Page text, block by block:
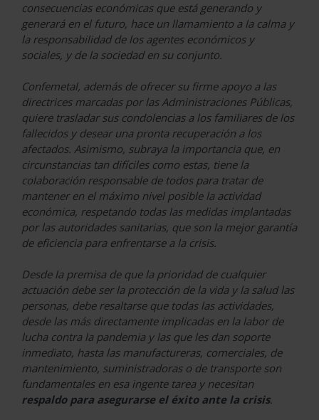
consecuencias económicas que está generando y
generará en el futuro, hace un llamamiento a la calma y
la responsabilidad de los agentes económicos y
sociales, y de la sociedad en su conjunto.
Confemetal, además de ofrecer su firme apoyo a las
directrices marcadas por las Administraciones Públicas,
quiere trasladar sus condolencias a los familiares de los
fallecidos y desear una pronta recuperación a los
afectados. Asimismo, subraya la importancia que, en
circunstancias tan difíciles como estas, tiene la
colaboración responsable de todos para tratar de
mantener en el máximo nivel posible la actividad
económica, respetando todas las medidas implantadas
por las autoridades sanitarias, que son la mejor garantía
de eficiencia para enfrentarse a la crisis.
Desde la premisa de que la prioridad de cualquier
actuación debe ser la protección de la vida y la salud las
personas, debe resaltarse que todas las actividades,
desde las más directamente implicadas en la labor de
lucha contra la pandemia y las que les dan soporte
inmediato, hasta las manufactureras, comerciales, de
mantenimiento, suministradoras o de transporte son
fundamentales en esa ingente tarea y necesitan
respaldo para asegurarse el éxito ante la crisis.